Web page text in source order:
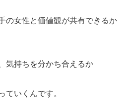
の女性と価値観が共有できるか
気持ちを分かち合えるか
ていくんです。